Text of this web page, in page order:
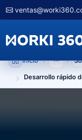
Inicio
Desarrollo rápido